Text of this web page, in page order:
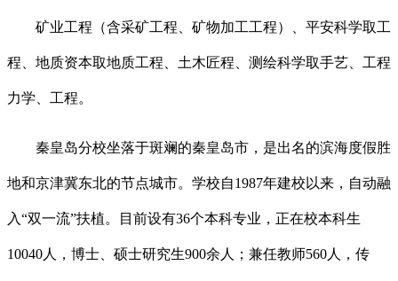
矿业工程（含采矿工程、矿物加工工程）、平安科学取工
程、地质资本取地质工程、土木匠程、测绘科学取手艺、工程
力学、工程。
秦皇岛分校坐落于斑斓的秦皇岛市，是出名的滨海度假胜
地和京津冀东北的节点城市。学校自1987年建校以来，自动融
入“双一流”扶植。目前设有36个本科专业，正在校本科生
10040人，博士、硕士研究生900余人；兼任教师560人，传